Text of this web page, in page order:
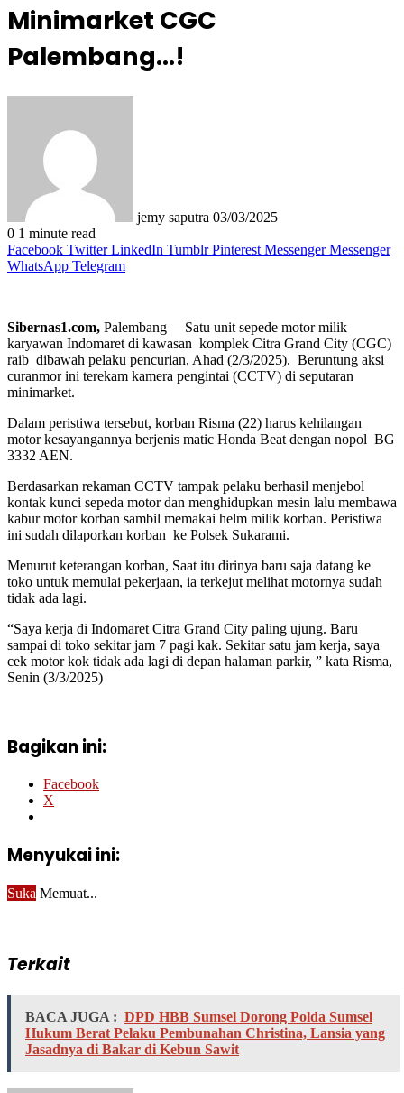
Minimarket CGC
Palembang…!
jemy saputra 03/03/2025
0 1 minute read
Facebook Twitter LinkedIn Tumblr Pinterest Messenger Messenger
WhatsApp Telegram
Sibernas1.com, Palembang— Satu unit sepede motor milik
karyawan Indomaret di kawasan komplek Citra Grand City (CGC)
raib dibawah pelaku pencurian, Ahad (2/3/2025). Beruntung aksi
curanmor ini terekam kamera pengintai (CCTV) di seputaran
minimarket.
Dalam peristiwa tersebut, korban Risma (22) harus kehilangan
motor kesayangannya berjenis matic Honda Beat dengan nopol BG
3332 AEN.
Berdasarkan rekaman CCTV tampak pelaku berhasil menjebol
kontak kunci sepeda motor dan menghidupkan mesin lalu membawa
kabur motor korban sambil memakai helm milik korban. Peristiwa
ini sudah dilaporkan korban ke Polsek Sukarami.
Menurut keterangan korban, Saat itu dirinya baru saja datang ke
toko untuk memulai pekerjaan, ia terkejut melihat motornya sudah
tidak ada lagi.
“Saya kerja di Indomaret Citra Grand City paling ujung. Baru
sampai di toko sekitar jam 7 pagi kak. Sekitar satu jam kerja, saya
cek motor kok tidak ada lagi di depan halaman parkir, ” kata Risma,
Senin (3/3/2025)
Bagikan ini:
Facebook
X
Menyukai ini:
Suka Memuat...
Terkait
BACA JUGA : DPD HBB Sumsel Dorong Polda Sumsel
Hukum Berat Pelaku Pembunahan Christina, Lansia yang
Jasadnya di Bakar di Kebun Sawit